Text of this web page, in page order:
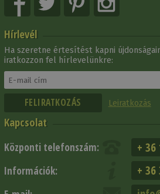
Hírlevél
Ha szeretne értesítést kapni
iratkozzon fel hírlevelünkre:
Leiratkozás
Kapcsolat
Központi telefonszám: + 36
Információk: + 36